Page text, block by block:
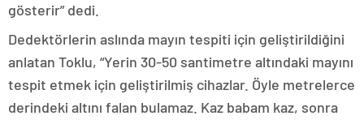
gösterir” dedi.
Dedektörlerin aslında mayın tespiti için geliştirildiğini
anlatan Toklu, “Yerin 30-50 santimetre altındaki mayını
tespit etmek için geliştirilmiş cihazlar. Öyle metrelerce
derindeki altını falan bulamaz. Kaz babam kaz, sonra